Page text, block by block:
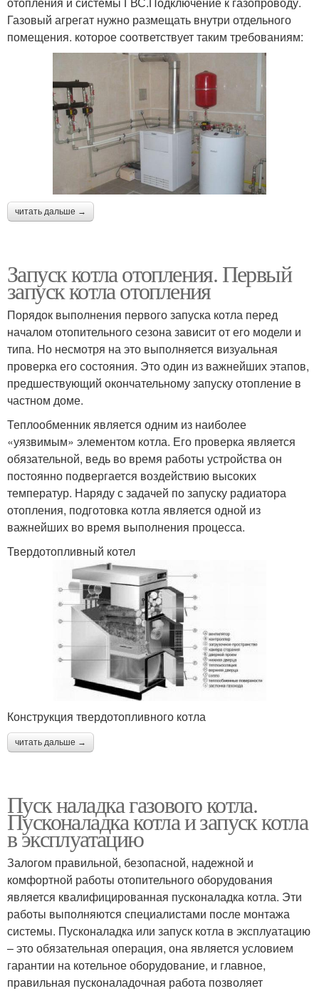
Газовый агрегат нужно размещать внутри отдельного
помещения. которое соответствует таким требованиям:
читать дальше →
Запуск котла отопления. Первый
запуск котла отопления
Порядок выполнения первого запуска котла перед
началом отопительного сезона зависит от его модели и
типа. Но несмотря на это выполняется визуальная
проверка его состояния. Это один из важнейших этапов,
предшествующий окончательному запуску отопление в
частном доме.
Теплообменник является одним из наиболее
«уязвимым» элементом котла. Его проверка является
обязательной, ведь во время работы устройства он
постоянно подвергается воздействию высоких
температур. Наряду с задачей по запуску радиатора
отопления, подготовка котла является одной из
важнейших во время выполнения процесса.
Твердотопливный котел
Конструкция твердотопливного котла
читать дальше →
Пуск наладка газового котла.
Пусконаладка котла и запуск котла
в эксплуатацию
Залогом правильной, безопасной, надежной и
комфортной работы отопительного оборудования
является квалифицированная пусконаладка котла. Эти
работы выполняются специалистами после монтажа
системы. Пусконаладка или запуск котла в эксплуатацию
– это обязательная операция, она является условием
гарантии на котельное оборудование, и главное,
правильная пусконаладочная работа позволяет